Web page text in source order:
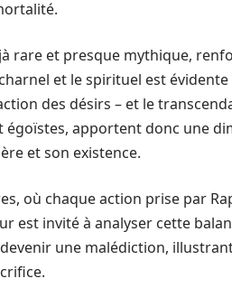
rare et presque mythique,
et le spirituel est évidente
des désirs – et le
égoïstes, apportent donc une
et son existence.
où chaque action prise par
est invité à analyser cette
une malédiction,